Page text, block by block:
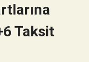
Taksit